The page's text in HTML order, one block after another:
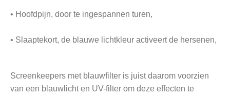
• Hoofdpijn, door te ingespannen turen,
• Slaaptekort, de blauwe lichtkleur activeert de hersenen,
Screenkeepers met blauwfilter is juist daarom voorzien
van een blauwlicht en UV-filter om deze effecten te